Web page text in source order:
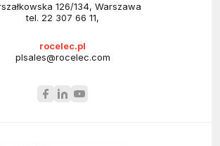
126/134, Warszawa
tel. 22 307 66 11,
rocelec.pl
plsales@rocelec.com